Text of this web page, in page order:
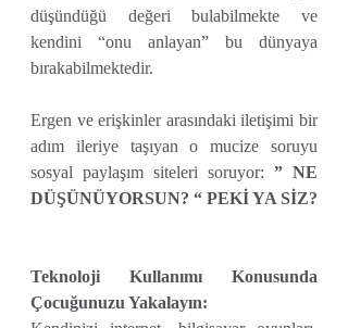
düşündüğü değeri bulabilmekte ve
kendini “onu anlayan” bu dünyaya
bırakabilmektedir.
Ergen ve erişkinler arasındaki iletişimi bir
adım ileriye taşıyan o mucize soruyu
sosyal paylaşım siteleri soruyor: ” NE
DÜŞÜNÜYORSUN? “ PEKİ YA SİZ?
Teknoloji Kullanımı Konusunda
Çocuğunuzu Yakalayın: